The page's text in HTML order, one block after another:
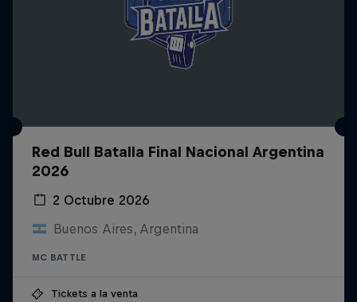
Red Bull Batalla Final Nacional Argentina
2026
2 Octubre 2026
Buenos Aires, Argentina
MC BATTLE
Tickets a la venta